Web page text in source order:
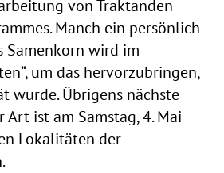
von Traktanden
Manch ein persönlich
Samenkorn wird im
um das hervorzubringen,
wurde. Übrigens nächste
Art ist am Samstag, 4. Mai
Lokalitäten der